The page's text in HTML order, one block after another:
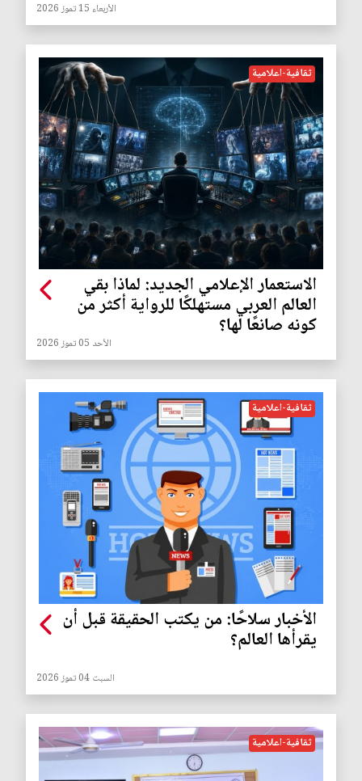
الأربعاء 15 تموز 2026
ثقافية-اعلامية
الاستعمار الإعلامي الجديد: لماذا بقي
العالم العربي مستهلكًا للرواية أكثر من
كونه صانعًا لها؟
الأحد 05 تموز 2026
ثقافية-اعلامية
الأخبار سلاحًا: من يكتب الحقيقة قبل أن
يقرأها العالم؟
السبت 04 تموز 2026
ثقافية-اعلامية